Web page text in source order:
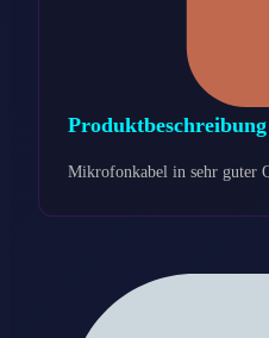
Produktbeschreibung
Mikrofonkabel in sehr guter